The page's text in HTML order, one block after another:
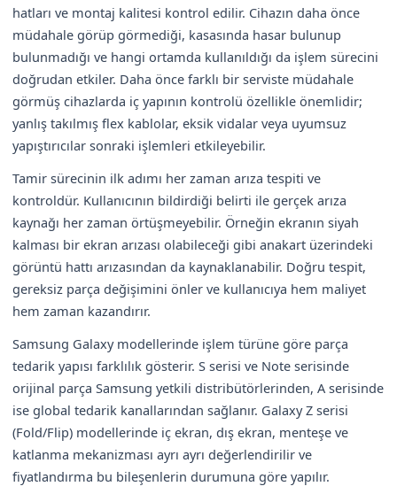
hatları ve montaj kalitesi kontrol edilir. Cihazın daha önce
müdahale görüp görmediği, kasasında hasar bulunup
bulunmadığı ve hangi ortamda kullanıldığı da işlem sürecini
doğrudan etkiler. Daha önce farklı bir serviste müdahale
görmüş cihazlarda iç yapının kontrolü özellikle önemlidir;
yanlış takılmış flex kablolar, eksik vidalar veya uyumsuz
yapıştırıcılar sonraki işlemleri etkileyebilir.
Tamir sürecinin ilk adımı her zaman arıza tespiti ve
kontroldür. Kullanıcının bildirdiği belirti ile gerçek arıza
kaynağı her zaman örtüşmeyebilir. Örneğin ekranın siyah
kalması bir ekran arızası olabileceği gibi anakart üzerindeki
görüntü hattı arızasından da kaynaklanabilir. Doğru tespit,
gereksiz parça değişimini önler ve kullanıcıya hem maliyet
hem zaman kazandırır.
Samsung Galaxy modellerinde işlem türüne göre parça
tedarik yapısı farklılık gösterir. S serisi ve Note serisinde
orijinal parça Samsung yetkili distribütörlerinden, A serisinde
ise global tedarik kanallarından sağlanır. Galaxy Z serisi
(Fold/Flip) modellerinde iç ekran, dış ekran, menteşe ve
katlanma mekanizması ayrı ayrı değerlendirilir ve
fiyatlandırma bu bileşenlerin durumuna göre yapılır.